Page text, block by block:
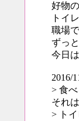
好物
トイ
職場
ずっ
今日
2016/
> 食
それ
> ト